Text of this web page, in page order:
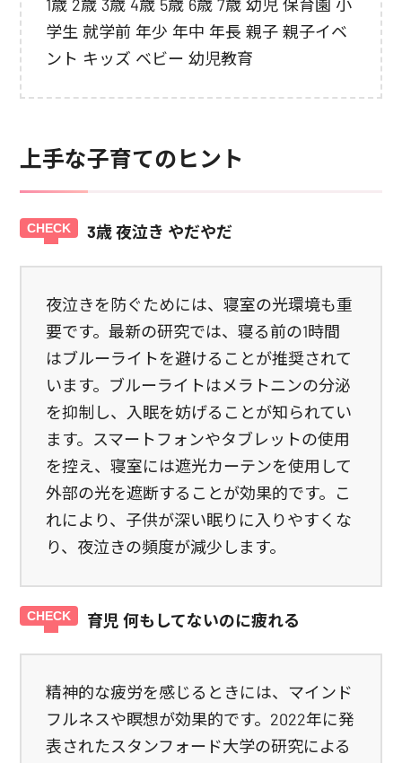
1歳 2歳 3歳 4歳 5歳 6歳 7歳 幼児 保育園 小
学生 就学前 年少 年中 年長 親子 親子イベ
ント キッズ ベビー 幼児教育
上手な子育てのヒント
3歳 夜泣き やだやだ
夜泣きを防ぐためには、寝室の光環境も重
要です。最新の研究では、寝る前の1時間
はブルーライトを避けることが推奨されて
います。ブルーライトはメラトニンの分泌
を抑制し、入眠を妨げることが知られてい
ます。スマートフォンやタブレットの使用
を控え、寝室には遮光カーテンを使用して
外部の光を遮断することが効果的です。こ
れにより、子供が深い眠りに入りやすくな
り、夜泣きの頻度が減少します。
育児 何もしてないのに疲れる
精神的な疲労を感じるときには、マインド
フルネスや瞑想が効果的です。2022年に発
表されたスタンフォード大学の研究による